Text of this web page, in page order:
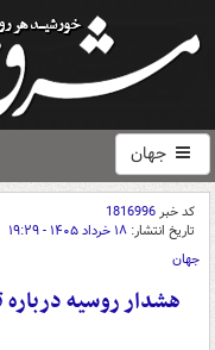
جهان
کد خبر1816996
تاریخ انتشار: ۱۸ خرداد ۱۴۰۵ - ۱۹:۲۹
جهان
هشدار روسیه